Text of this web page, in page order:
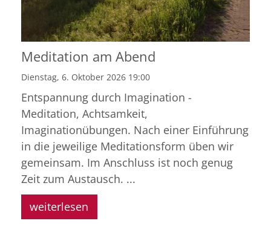
Meditation am Abend
Dienstag, 6. Oktober 2026 19:00
Entspannung durch Imagination -
Meditation, Achtsamkeit,
Imaginationübungen. Nach einer Einführung
in die jeweilige Meditationsform üben wir
gemeinsam. Im Anschluss ist noch genug
Zeit zum Austausch. ...
weiterlesen